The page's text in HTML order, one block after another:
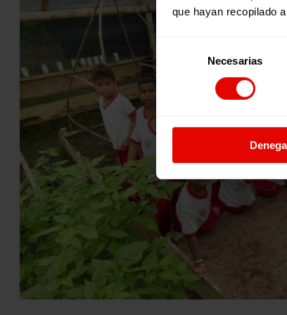
que hayan recopilado
Selección
consentimiento
Necesarias